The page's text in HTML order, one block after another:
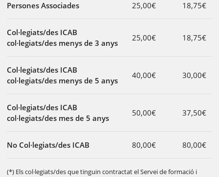
Persones Associades 25,00€ 18,75€
Col·legiats/des ICAB
col·legiats/des menys de 3 anys
25,00€ 18,75€
Col·legiats/des ICAB
col·legiats/des menys de 5 anys
40,00€ 30,00€
Col·legiats/des ICAB
col·legiats/des mes de 5 anys
50,00€ 37,50€
No Col·legiats/des ICAB 80,00€ 80,00€
(*) Els col·legiats/des que tinguin contractat el Servei de formació i